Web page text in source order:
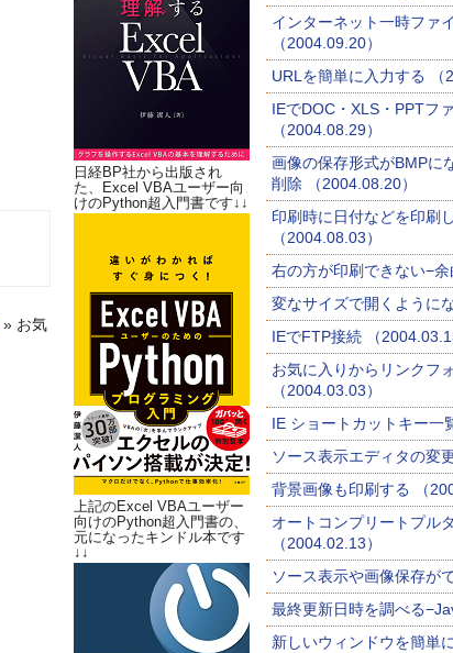
» お気
日経BP社から出版され
た、Excel VBAユーザー向
けのPython超入門書です↓↓
上記のExcel VBAユーザー
向けのPython超入門書の、
元になったキンドル本です
↓↓
インターネット一時ファ
（2004.09.20）
URLを簡単に入力する （
IEでDOC・XLS・PPTフ
（2004.08.29）
画像の保存形式がBMPに
削除 （2004.08.20）
印刷時に日付などを印刷
（2004.08.03）
右の方が印刷できない−余
変なサイズで開くように
IEでFTP接続 （
お気に入りからリンクフ
（2004.03.03）
IE ショートカットキー一
ソース表示エディタの変
背景画像も印刷する （
オートコンプリートプル
（2004.02.13）
ソース表示や画像保存が
最終更新日時を調べる
新しいウィンドウを簡単